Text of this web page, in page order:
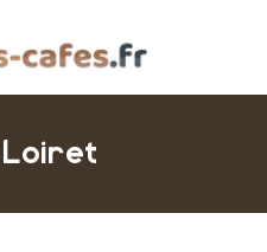
Loiret